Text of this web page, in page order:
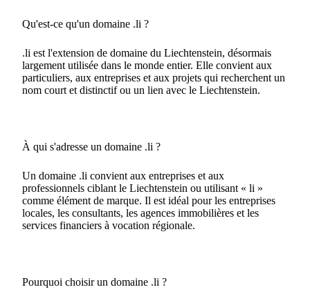
Qu'est-ce qu'un domaine .li ?
.li est l'extension de domaine du Liechtenstein, désormais
largement utilisée dans le monde entier. Elle convient aux
particuliers, aux entreprises et aux projets qui recherchent un
nom court et distinctif ou un lien avec le Liechtenstein.
À qui s'adresse un domaine .li ?
Un domaine .li convient aux entreprises et aux
professionnels ciblant le Liechtenstein ou utilisant « li »
comme élément de marque. Il est idéal pour les entreprises
locales, les consultants, les agences immobilières et les
services financiers à vocation régionale.
Pourquoi choisir un domaine .li ?